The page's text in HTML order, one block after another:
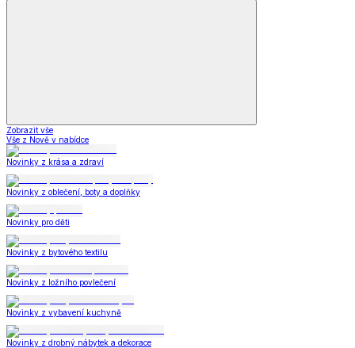
Zobrazit vše
Vše z Nově v nabídce
Novinky z krása a zdraví
Novinky z oblečení, boty a doplňky
Novinky pro děti
Novinky z bytového textilu
Novinky z ložního povlečení
Novinky z vybavení kuchyně
Novinky z drobný nábytek a dekorace